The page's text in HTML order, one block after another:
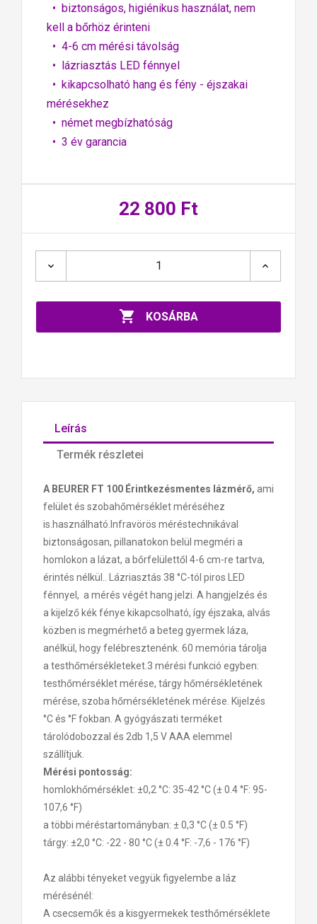
• biztonságos, higiénikus használat, nem
kell a bőrhöz érinteni
• 4-6 cm mérési távolság
• lázriasztás LED fénnyel
• kikapcsolható hang és fény - éjszakai
mérésekhez
• német megbízhatóság
• 3 év garancia
22 800 Ft
 KOSÁRBA
Leírás
Termék részletei
A BEURER FT 100 Érintkezésmentes lázmérő, ami
felület és szobahőmérséklet méréséhez
is.használható.Infravörös méréstechnikával
biztonságosan, pillanatokon belül megméri a
homlokon a lázat, a bőrfelülettől 4-6 cm-re tartva,
érintés nélkül.. Lázriasztás 38 °C-tól piros LED
fénnyel, a mérés végét hang jelzi. A hangjelzés és
a kijelző kék fénye kikapcsolható, így éjszaka, alvás
közben is megmérhető a beteg gyermek láza,
anélkül, hogy felébresztenénk. 60 memória tárolja
a testhőmérsékleteket. 3 mérési funkció egyben:
testhőmérséklet mérése, tárgy hőmérsékletének
mérése, szoba hőmérsékletének mérése. Kijelzés
°C és °F fokban. A gyógyászati terméket
tárolódobozzal és 2db 1,5 V AAA elemmel
szállítjuk.
Mérési pontosság:
homlokhőmérséklet: ±0,2 °C: 35-42 °C (± 0.4 °F: 95-
107,6 °F)
a többi méréstartományban: ± 0,3 °C (± 0.5 °F)
tárgy: ±2,0 °C: -22 - 80 °C (± 0.4 °F: -7,6 - 176 °F)
Az alábbi tényeket vegyük figyelembe a láz
mérésénél:
A csecsemők és a kisgyermekek testhőmérséklete